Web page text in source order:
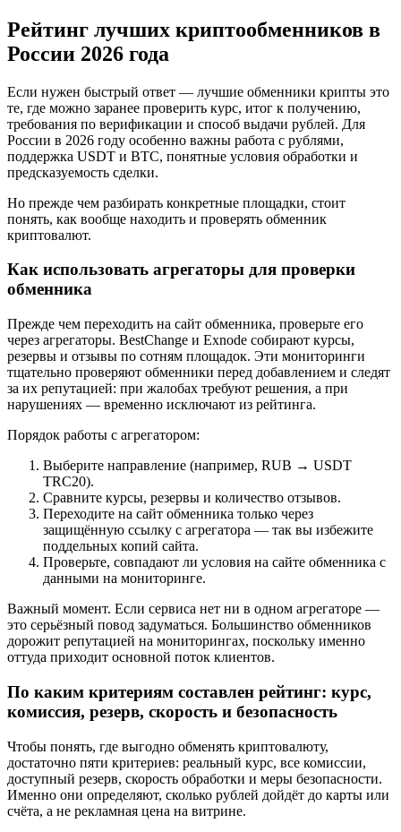
Рейтинг лучших криптообменников в
России 2026 года
Если нужен быстрый ответ — лучшие обменники крипты это
те, где можно заранее проверить курс, итог к получению,
требования по верификации и способ выдачи рублей. Для
России в 2026 году особенно важны работа с рублями,
поддержка USDT и BTC, понятные условия обработки и
предсказуемость сделки.
Но прежде чем разбирать конкретные площадки, стоит
понять, как вообще находить и проверять обменник
криптовалют.
Как использовать агрегаторы для проверки
обменника
Прежде чем переходить на сайт обменника, проверьте его
через агрегаторы. BestChange и Exnode собирают курсы,
резервы и отзывы по сотням площадок. Эти мониторинги
тщательно проверяют обменники перед добавлением и следят
за их репутацией: при жалобах требуют решения, а при
нарушениях — временно исключают из рейтинга.
Порядок работы с агрегатором:
Выберите направление (например, RUB → USDT
TRC20).
Сравните курсы, резервы и количество отзывов.
Переходите на сайт обменника только через
защищённую ссылку с агрегатора — так вы избежите
поддельных копий сайта.
Проверьте, совпадают ли условия на сайте обменника с
данными на мониторинге.
Важный момент. Если сервиса нет ни в одном агрегаторе —
это серьёзный повод задуматься. Большинство обменников
дорожит репутацией на мониторингах, поскольку именно
оттуда приходит основной поток клиентов.
По каким критериям составлен рейтинг: курс,
комиссия, резерв, скорость и безопасность
Чтобы понять, где выгодно обменять криптовалюту,
достаточно пяти критериев: реальный курс, все комиссии,
доступный резерв, скорость обработки и меры безопасности.
Именно они определяют, сколько рублей дойдёт до карты или
счёта, а не рекламная цена на витрине.